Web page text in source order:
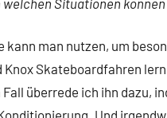
kann man nutzen, um
Knox Skateboardfahren
überrede ich ihn dazu,
Und